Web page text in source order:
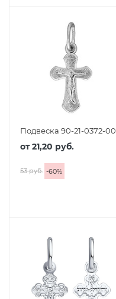
Подвеска 90-21-0372-00
от21,20 руб.
53 руб. -60%